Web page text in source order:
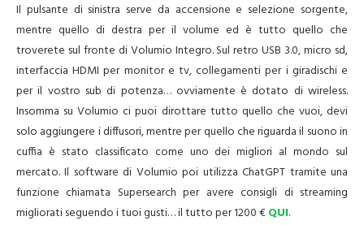
Il pulsante di sinistra serve da accensione e selezione sorgente,
mentre quello di destra per il volume ed è tutto quello che
troverete sul fronte di Volumio Integro. Sul retro USB 3.0, micro sd,
interfaccia HDMI per monitor e tv, collegamenti per i giradischi e
per il vostro sub di potenza… ovviamente è dotato di wireless.
Insomma su Volumio ci puoi dirottare tutto quello che vuoi, devi
solo aggiungere i diffusori, mentre per quello che riguarda il suono in
cuffia è stato classificato come uno dei migliori al mondo sul
mercato. Il software di Volumio poi utilizza ChatGPT tramite una
funzione chiamata Supersearch per avere consigli di streaming
migliorati seguendo i tuoi gusti… il tutto per 1200 €QUI.